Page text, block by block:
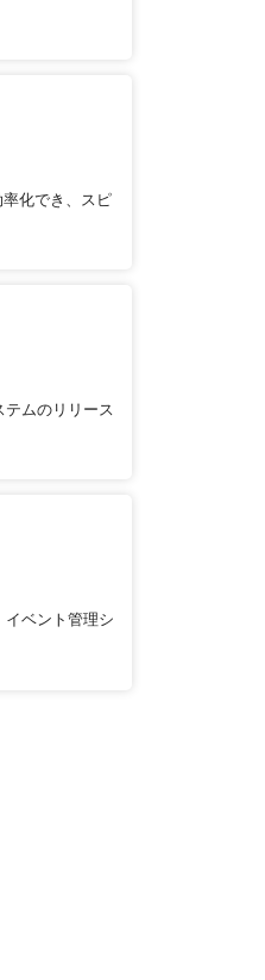
化でき、スピ
ムのリリース
ベント管理シ